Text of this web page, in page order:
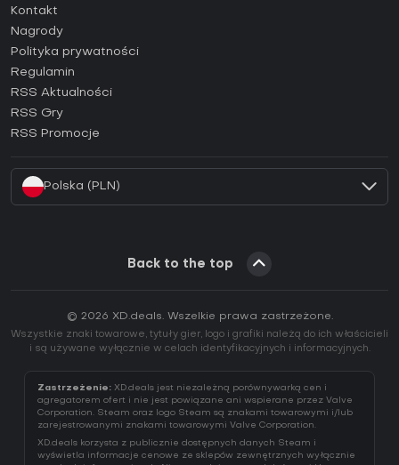
Poradniki
Jak aktywować klucz Steam (CD Key)?
Jak aktywować klucz Epic Games (CD Key)?
Jak aktywować klucz GOG (CD Key)?
Jak aktywować klucz Ubisoft Connect (CD Key)?
Kontakt
Nagrody
Polityka prywatności
Regulamin
RSS Aktualności
RSS Gry
RSS Promocje
Polska (PLN)
Back to the top
© 2026 XD.deals. Wszelkie prawa zastrzeżone.
Wszystkie znaki towarowe, tytuły gier, logo i grafiki należą do ich właścicieli
i są używane wyłącznie w celach identyfikacyjnych i informacyjnych.
Zastrzeżenie: XD.deals jest niezależną porównywarką cen i
agregatorem ofert i nie jest powiązane ani wspierane przez Valve
Corporation. Steam oraz logo Steam są znakami towarowymi i/lub
zarejestrowanymi znakami towarowymi Valve Corporation.
XD.deals korzysta z publicznie dostępnych danych Steam i
wyświetla informacje cenowe ze sklepów zewnętrznych wyłącznie